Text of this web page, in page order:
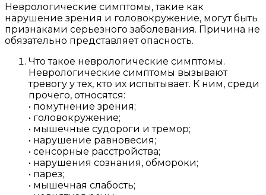
Неврологические симптомы, такие как
нарушение зрения и головокружение, могут быть
признаками серьезного заболевания. Причина не
обязательно представляет опасность.
Что такое неврологические симптомы.
Неврологические симптомы вызывают
тревогу у тех, кто их испытывает. К ним, среди
прочего, относятся:
• помутнение зрения;
• головокружение;
• мышечные судороги и тремор;
• нарушение равновесия;
• сенсорные расстройства;
• нарушения сознания, обмороки;
• парез;
• мышечная слабость;